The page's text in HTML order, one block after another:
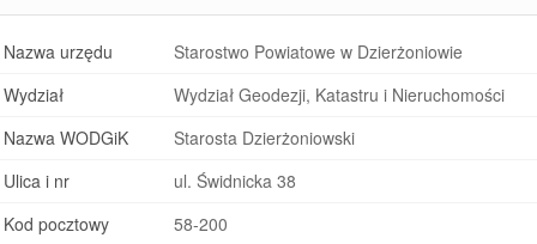
Nazwa urzędu
Starostwo Powiatowe w Dzierżoniowie
Wydział
Wydział Geodezji, Katastru i Nieruchomości
Nazwa WODGiK
Starosta Dzierżoniowski
Ulica i nr
ul. Świdnicka 38
Kod pocztowy
58-200